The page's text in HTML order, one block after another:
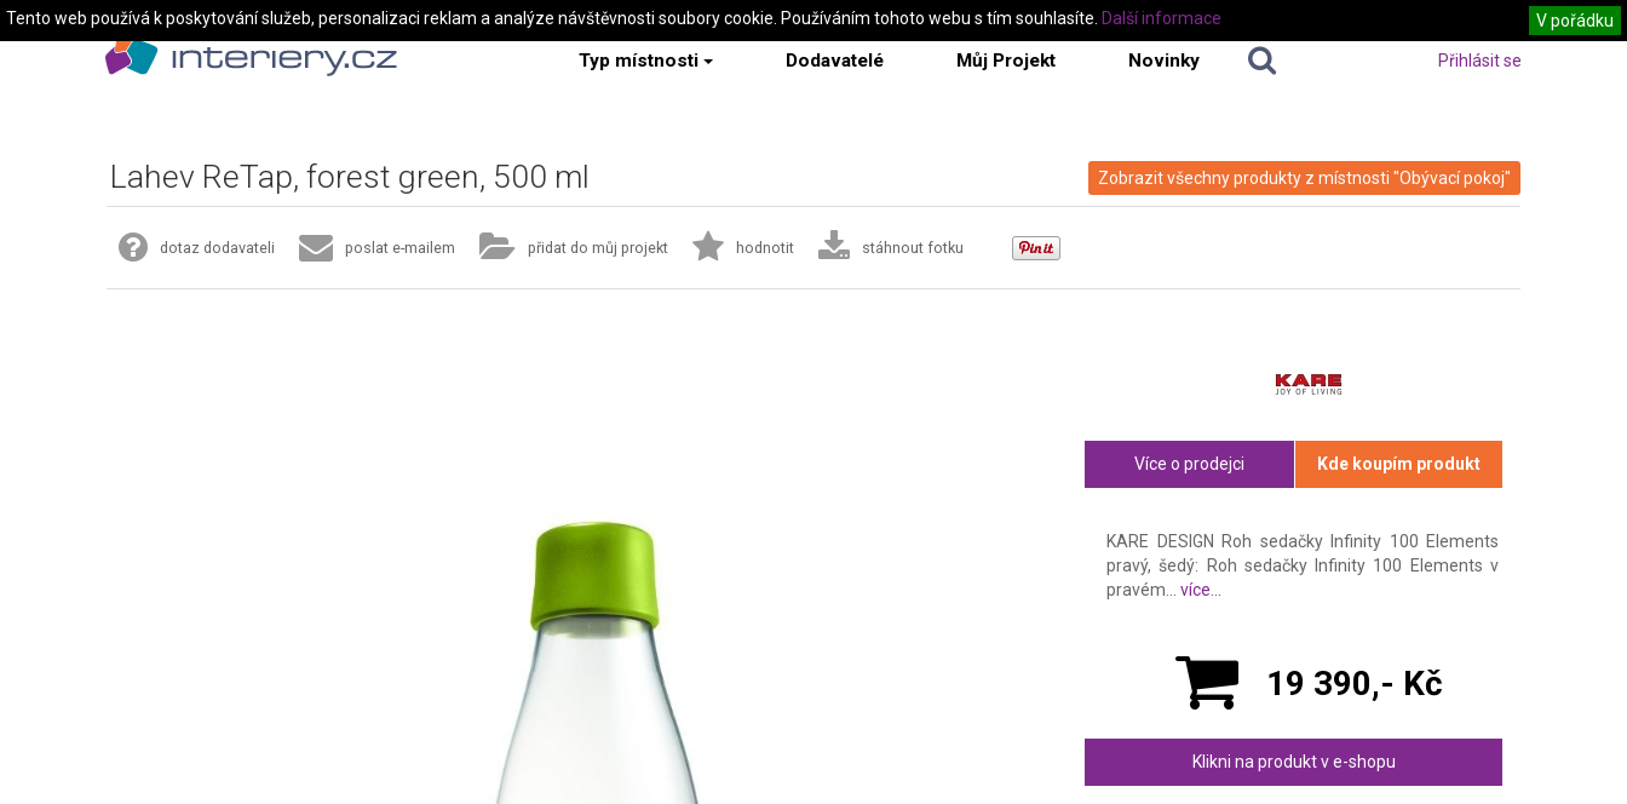
Typ místnosti Dodavatelé Můj Projekt Novinky Přihlásit se
Zobrazit všechny produkty z místnosti "Obývací pokoj"
Lahev ReTap, forest green, 500 ml
dotaz dodavateli poslat e-mailem přidat do můj projekt hodnotit stáhnout fotku
Více o prodejci Kde koupím produkt
KARE DESIGN Roh sedačky Infinity 100 Elements
pravý, šedý: Roh sedačky Infinity 100 Elements v
pravém... více...
19 390,- Kč
Klikni na produkt v e-shopu
Tento web používá k poskytování služeb, personalizaci reklam a analýze návštěvnosti soubory cookie. Používáním tohoto webu s tím souhlasíte. V pořádku
Další informace